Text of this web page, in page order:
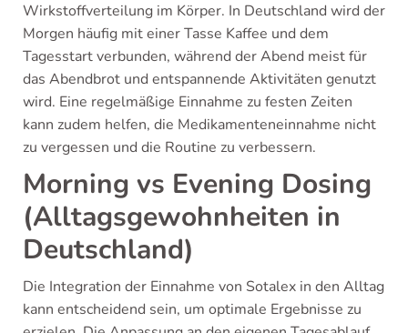
Wirkstoffverteilung im Körper. In Deutschland wird der
Morgen häufig mit einer Tasse Kaffee und dem
Tagesstart verbunden, während der Abend meist für
das Abendbrot und entspannende Aktivitäten genutzt
wird. Eine regelmäßige Einnahme zu festen Zeiten
kann zudem helfen, die Medikamenteneinnahme nicht
zu vergessen und die Routine zu verbessern.
Morning vs Evening Dosing
(Alltagsgewohnheiten in
Deutschland)
Die Integration der Einnahme von Sotalex in den Alltag
kann entscheidend sein, um optimale Ergebnisse zu